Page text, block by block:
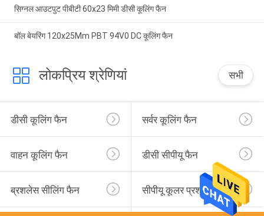
सिग्नल आउटपुट पीबीटी 60x23 मिमी डीसी कूलिंग फैन
बॉल बेयरिंग 120x25Mm PBT 94V0 DC कूलिंग फैन
लोकप्रिय श्रेणियां सभी
डीसी कूलिंग फैन सर्वर कूलिंग फैन
वाहन कूलिंग फैन डीसी सीपीयू फैन
ब्रशलेस सीलिंग फैन सीपीयू कूलर प्रशंसक